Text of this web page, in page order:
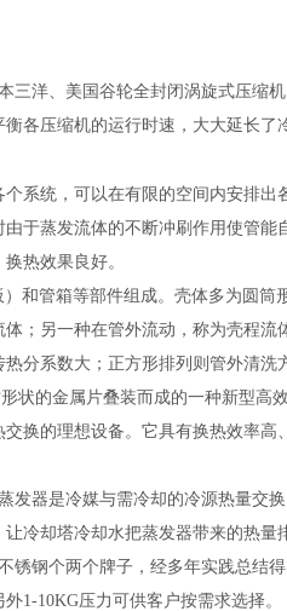
三洋、美国谷轮全封闭涡旋式压缩
各压缩机的运行时速，大大延长了
系统，可以在有限的空间内安排
于蒸发流体的不断冲刷作用使管
热效果良好。
和管箱等部件组成。壳体多为圆
；另一种在管外流动，称为壳程流
分系数大；正方形排列则管外清洗
状的金属片叠装而成的一种新型高
换的理想设备。它具有换热效率高
发器是冷媒与需冷却的冷源热量交
冷却塔冷却水把蒸发器带来的热量
锈钢个两个牌子，经多年实践总结
外1-10KG压力可供客户按需求选择。